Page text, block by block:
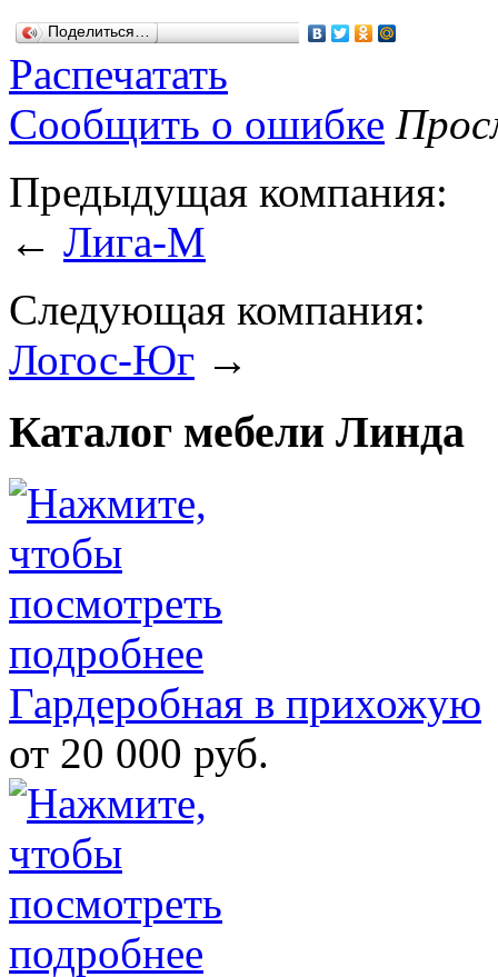
Поделиться…
Распечатать
Сообщить о ошибке
Предыдущая компания:
← Лига-М
Следующая компания:
Логос-Юг →
Каталог мебели Линда
Гардеробная в прихожую
от 20 000 руб.